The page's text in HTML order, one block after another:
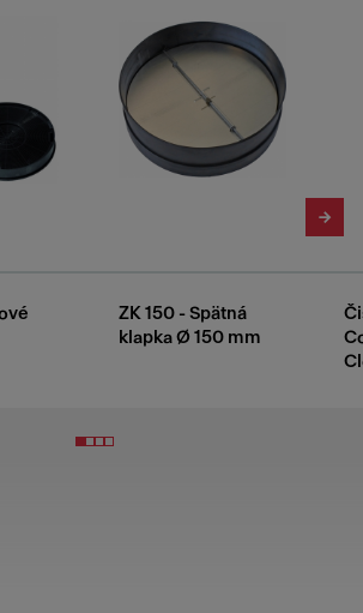
ZK 150 - Spätná
klapka Ø 150 mm